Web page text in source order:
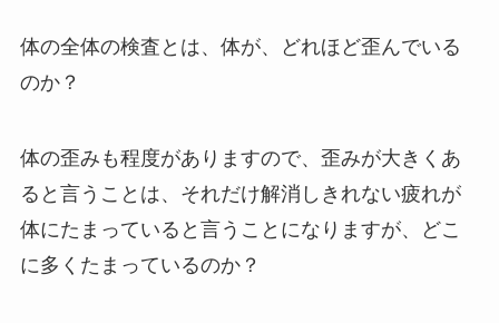
体の全体の検査とは、体が、どれほど歪んでいる
のか？
体の歪みも程度がありますので、歪みが大きくあ
ると言うことは、それだけ解消しきれない疲れが
体にたまっていると言うことになりますが、どこ
に多くたまっているのか？